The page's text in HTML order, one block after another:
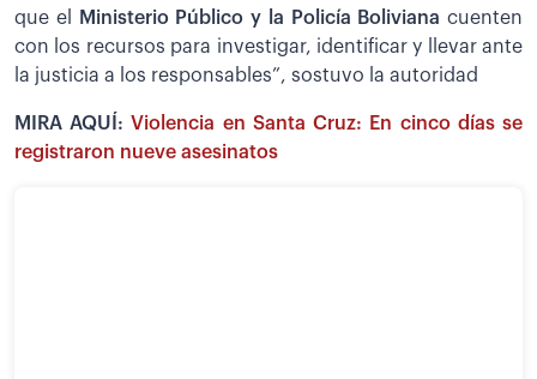
que el
Ministerio Público y la Policía Boliviana cuenten
con los recursos para investigar, identificar y llevar ante
la justicia a los responsables”, sostuvo la autoridad
MIRA AQUÍ:Violencia en Santa Cruz: En cinco días se
registraron nueve asesinatos